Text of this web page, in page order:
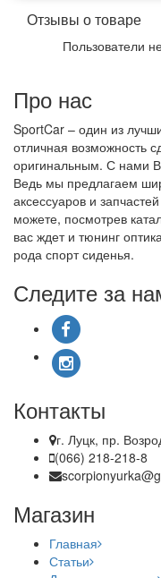
Отзывы о товаре
Пользователи
Про нас
SportCar – один из
отличная возможность
оригинальным. С нами
Ведь мы предлагаем
аксессуаров и
можете, посмотрев
вас ждет и тюнинг
рода спорт сиденья.
Следите за
Контакты
г. Луцк, пр.
(066) 218-218-8
Магазин
Главная
Статьи